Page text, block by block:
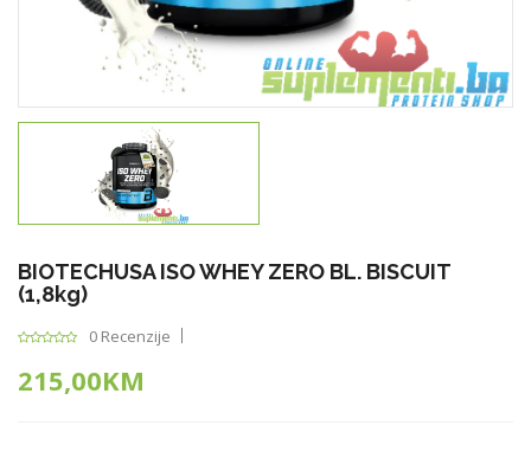
BIOTECHUSA ISO WHEY ZERO BL. BISCUIT
(1,8kg)
0 Recenzije
215,00KM